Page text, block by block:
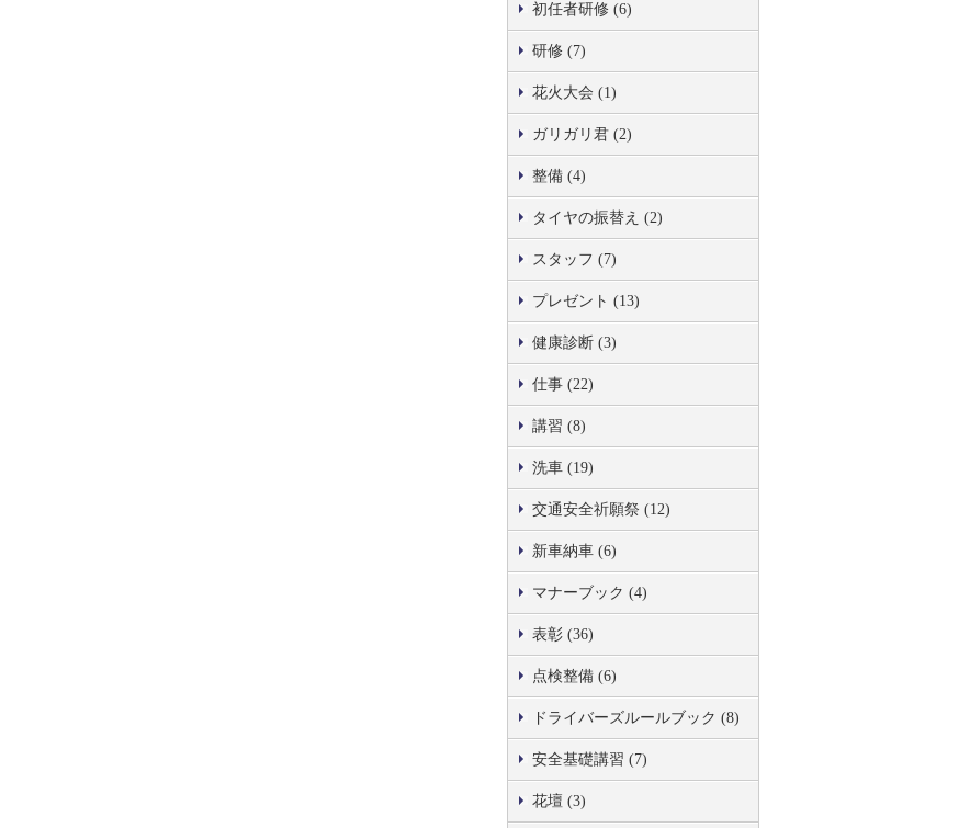
初任者研修 (6)
研修 (7)
花火大会 (1)
ガリガリ君 (2)
整備 (4)
タイヤの振替え (2)
スタッフ (7)
プレゼント (13)
健康診断 (3)
仕事 (22)
講習 (8)
洗車 (19)
交通安全祈願祭 (12)
新車納車 (6)
マナーブック (4)
表彰 (36)
点検整備 (6)
ドライバーズルールブック (8)
安全基礎講習 (7)
花壇 (3)